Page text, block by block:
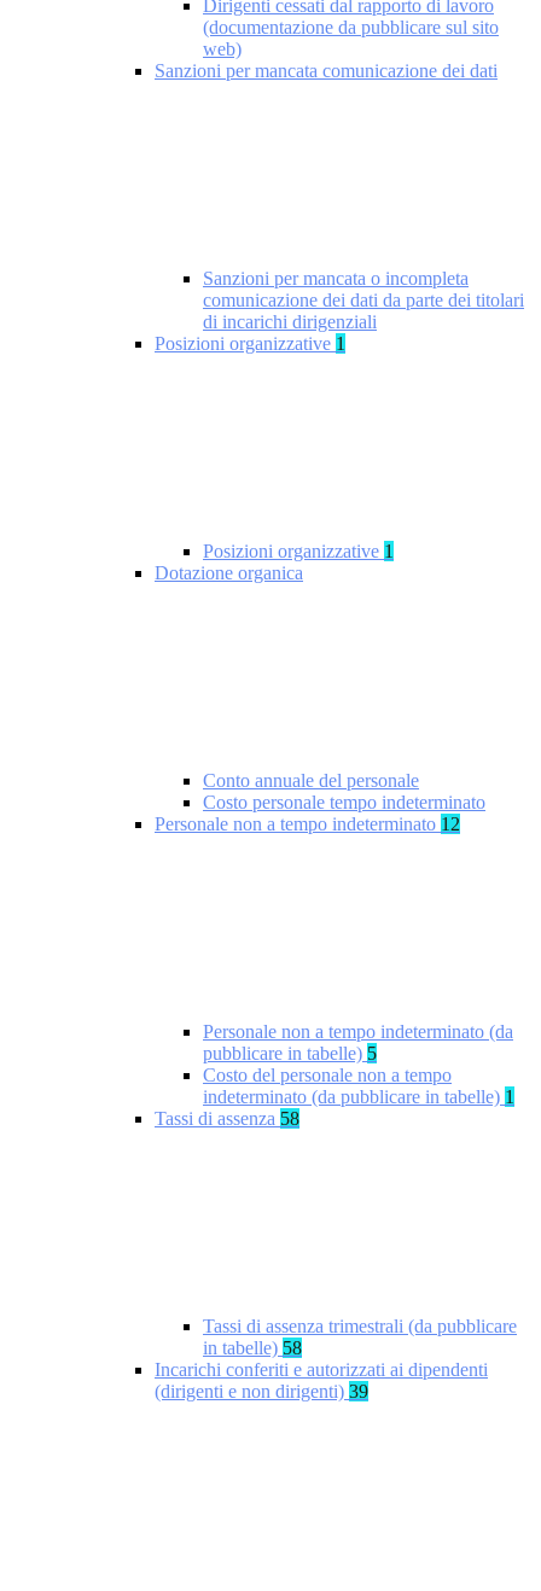
Dirigenti cessati dal rapporto di lavoro
(documentazione da pubblicare sul sito
web)
Sanzioni per mancata comunicazione dei dati
Sanzioni per mancata o incompleta
comunicazione dei dati da parte dei titolari
di incarichi dirigenziali
Posizioni organizzative 1
Posizioni organizzative 1
Dotazione organica
Conto annuale del personale
Costo personale tempo indeterminato
Personale non a tempo indeterminato 12
Personale non a tempo indeterminato (da
pubblicare in tabelle) 5
Costo del personale non a tempo
indeterminato (da pubblicare in tabelle) 1
Tassi di assenza 58
Tassi di assenza trimestrali (da pubblicare
in tabelle) 58
Incarichi conferiti e autorizzati ai dipendenti
(dirigenti e non dirigenti) 39